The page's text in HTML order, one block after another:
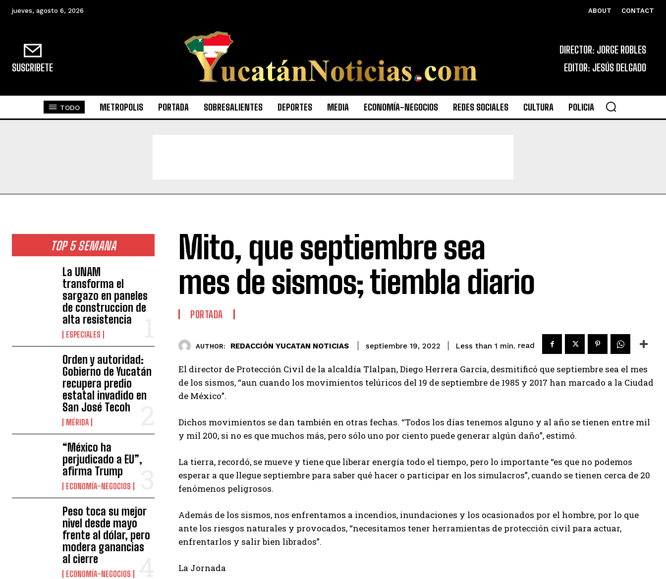
jueves, agosto 6, 2026 ABOUT CONTACT
SUSCRIBETE
DIRECTOR: JORGE ROBLES
EDITOR: JESÚS DELGADO
TODO METROPOLIS PORTADA SOBRESALIENTES DEPORTES MEDIA ECONOMÍA-NEGOCIOS REDES SOCIALES CULTURA POLICIA
TOP 5 SEMANA
La UNAM
transforma el
sargazo en paneles
de construccion de
alta resistencia
ESPECIALES
Orden y autoridad:
Gobierno de Yucatán
recupera predio
estatal invadido en
San José Tecoh
MÉRIDA
“México ha
perjudicado a EU”,
afirma Trump
ECONOMÍA-NEGOCIOS
Peso toca su mejor
nivel desde mayo
frente al dólar, pero
modera ganancias
al cierre
ECONOMÍA-NEGOCIOS
Mito, que septiembre sea
mes de sismos; tiembla diario
PORTADA
AUTHOR: REDACCIÓN YUCATAN NOTICIAS septiembre 19, 2022 Less than 1 min. read
El director de Protección Civil de la alcaldía Tlalpan, Diego Herrera García, desmitificó que septiembre sea el mes
de los sismos, “aun cuando los movimientos telúricos del 19 de septiembre de 1985 y 2017 han marcado a la Ciudad
de México”.
Dichos movimientos se dan también en otras fechas. “Todos los días tenemos alguno y al año se tienen entre mil
y mil 200, si no es que muchos más, pero sólo uno por ciento puede generar algún daño”, estimó.
La tierra, recordó, se mueve y tiene que liberar energía todo el tiempo, pero lo importante “es que no podemos
esperar a que llegue septiembre para saber qué hacer o participar en los simulacros”, cuando se tienen cerca de 20
fenómenos peligrosos.
Además de los sismos, nos enfrentamos a incendios, inundaciones y los ocasionados por el hombre, por lo que
ante los riesgos naturales y provocados, “necesitamos tener herramientas de protección civil para actuar,
enfrentarlos y salir bien librados”.
La Jornada